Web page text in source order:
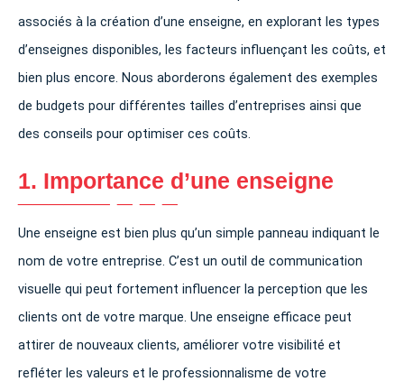
associés à la création d’une enseigne, en explorant les types
d’enseignes disponibles, les facteurs influençant les coûts, et
bien plus encore. Nous aborderons également des exemples
de budgets pour différentes tailles d’entreprises ainsi que
des conseils pour optimiser ces coûts.
1. Importance d’une enseigne
Une enseigne est bien plus qu’un simple panneau indiquant le
nom de votre entreprise. C’est un outil de communication
visuelle qui peut fortement influencer la perception que les
clients ont de votre marque. Une enseigne efficace peut
attirer de nouveaux clients, améliorer votre visibilité et
refléter les valeurs et le professionnalisme de votre